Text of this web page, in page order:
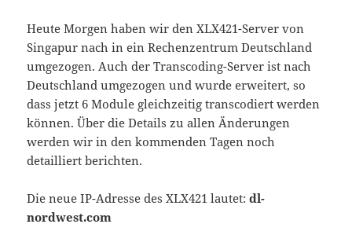
Heute Morgen haben wir den XLX421-Server von
Singapur nach in ein Rechenzentrum Deutschland
umgezogen. Auch der Transcoding-Server ist nach
Deutschland umgezogen und wurde erweitert, so
dass jetzt 6 Module gleichzeitig transcodiert werden
können. Über die Details zu allen Änderungen
werden wir in den kommenden Tagen noch
detailliert berichten.
Die neue IP-Adresse des XLX421 lautet:dl-
nordwest.com